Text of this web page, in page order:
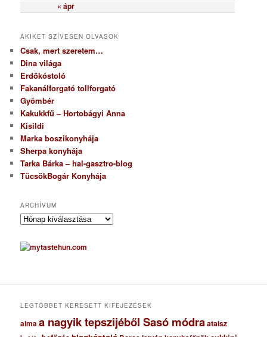
« ápr
AKIKET SZÍVESEN OLVASOK
Csak, mert szeretem…
Dina világa
Erdőkóstoló
Fakanálforgató tollforgató
Gyömbér
Kakukkfű – Hortobágyi Anna
Kisildi
Marka boszikonyhája
Sherpa konyhája
Tarka Bárka – hal-gasztro-blog
TücsökBogár Konyhája
ARCHÍVUM
A
c
h
u
LEGTÖBBET KERESETT KIFEJEZÉSEK
almaa nagyik tepszijéből Sasó módraataisz